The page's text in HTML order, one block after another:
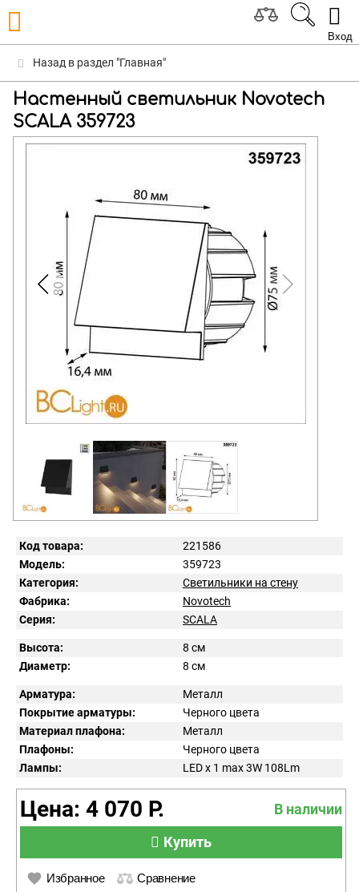
Вход
Назад в раздел "Главная"
Настенный светильник Novotech
SCALA 359723
Код товара:
221586
Модель:
359723
Категория:
Светильники на стену
Фабрика:
Novotech
Серия:
SCALA
Высота:
8 см
Диаметр:
8 см
Арматура:
Металл
Покрытие арматуры:
Черного цвета
Материал плафона:
Металл
Плафоны:
Черного цвета
Лампы:
LED x 1 max 3W 108Lm
Цена: 4 070 Р.
В наличии
Купить
Избранное Сравнение